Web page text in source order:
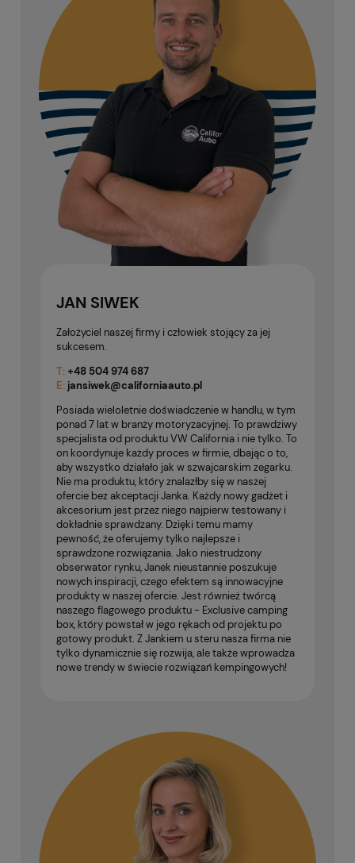
JAN SIWEK
Założyciel naszej firmy i człowiek stojący za jej
sukcesem.
T:+48 504 974 687
E: jansiwek@californiaauto.pl
Posiada wieloletnie doświadczenie w handlu, w tym
ponad 7 lat w branży motoryzacyjnej. To prawdziwy
specjalista od produktu VW California i nie tylko. To
on koordynuje każdy proces w firmie, dbając o to,
aby wszystko działało jak w szwajcarskim zegarku.
Nie ma produktu, który znalazłby się w naszej
ofercie bez akceptacji Janka. Każdy nowy gadżet i
akcesorium jest przez niego najpierw testowany i
dokładnie sprawdzany. Dzięki temu mamy
pewność, że oferujemy tylko najlepsze i
sprawdzone rozwiązania. Jako niestrudzony
obserwator rynku, Janek nieustannie poszukuje
nowych inspiracji, czego efektem są innowacyjne
produkty w naszej ofercie. Jest również twórcą
naszego flagowego produktu - Exclusive camping
box, który powstał w jego rękach od projektu po
gotowy produkt. Z Jankiem u steru nasza firma nie
tylko dynamicznie się rozwija, ale także wprowadza
nowe trendy w świecie rozwiązań kempingowych!